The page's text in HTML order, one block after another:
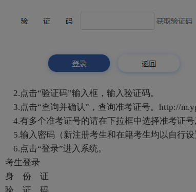
2.点击“验证码”输入框，输入验证码。
3.点击“查询并确认”，查询准考证号。http://
4.有多个准考证号的请在下拉框中选择准考证号
5.输入密码（新注册考生和在籍考生均以自行
6.点击“登录”进入系统。
考生登录
身 份 证